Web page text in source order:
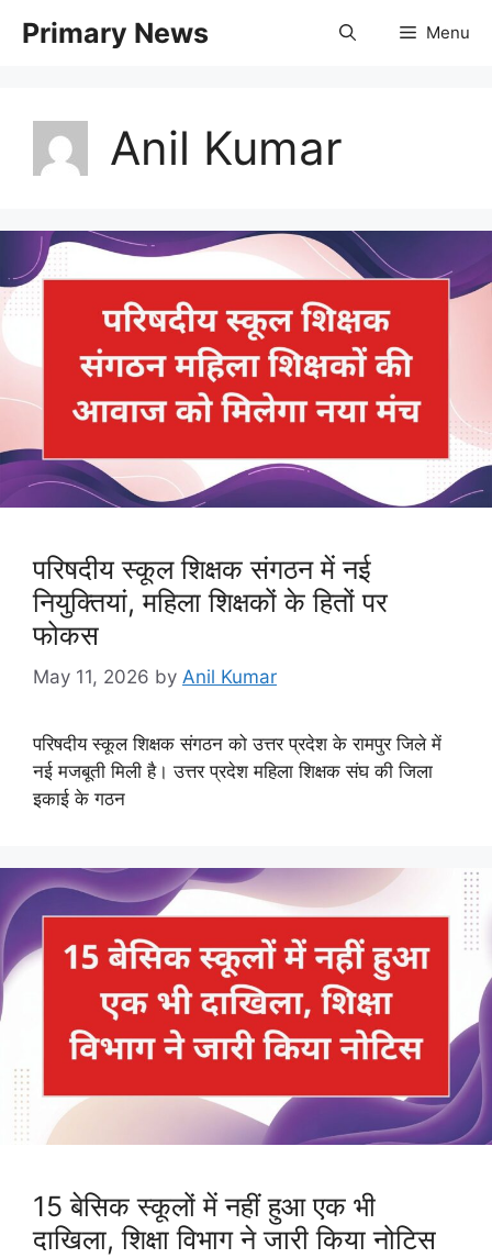
Primary News Menu
Anil Kumar
परिषदीय स्कूल शिक्षक संगठन में नई
नियुक्तियां, महिला शिक्षकों के हितों पर
फोकस
May 11, 2026 by Anil Kumar
परिषदीय स्कूल शिक्षक संगठन को उत्तर प्रदेश के रामपुर जिले में
नई मजबूती मिली है। उत्तर प्रदेश महिला शिक्षक संघ की जिला
इकाई के गठन
15 बेसिक स्कूलों में नहीं हुआ एक भी
दाखिला, शिक्षा विभाग ने जारी किया नोटिस